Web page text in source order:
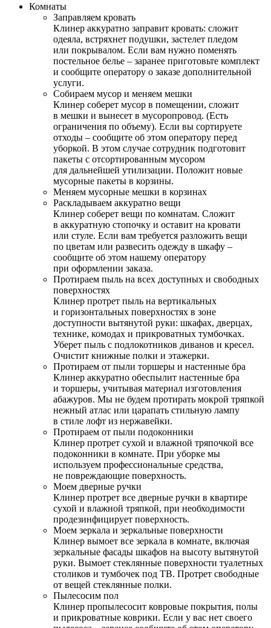
Комнаты
Заправляем кровать
Клинер аккуратно заправит кровать: сложит
одеяла, встряхнет подушки, застелет пледом
или покрывалом. Если вам нужно поменять
постельное белье – заранее приготовьте комплект
и сообщите оператору о заказе дополнительной
услуги.
Собираем мусор и меняем мешки
Клинер соберет мусор в помещении, сложит
в мешки и вынесет в мусоропровод. (Есть
ограничения по объему). Если вы сортируете
отходы – сообщите об этом оператору перед
уборкой. В этом случае сотрудник подготовит
пакеты с отсортированным мусором
для дальнейшей утилизации. Положит новые
мусорные пакеты в корзины.
Меняем мусорные мешки в корзинах
Раскладываем аккуратно вещи
Клинер соберет вещи по комнатам. Сложит
в аккуратную стопочку и оставит на кровати
или стуле. Если вам требуется разложить вещи
по цветам или развесить одежду в шкафу –
сообщите об этом нашему оператору
при оформлении заказа.
Протираем пыль на всех доступных и свободных
поверхностях
Клинер протрет пыль на вертикальных
и горизонтальных поверхностях в зоне
доступности вытянутой руки: шкафах, дверцах,
технике, комодах и прикроватных тумбочках.
Уберет пыль с подлокотников диванов и кресел.
Очистит книжные полки и этажерки.
Протираем от пыли торшеры и настенные бра
Клинер аккуратно обеспылит настенные бра
и торшеры, учитывая материал изготовления
абажуров. Мы не будем протирать мокрой тряпкой
нежный атлас или царапать стильную лампу
в стиле лофт из нержавейки.
Протираем от пыли подоконники
Клинер протрет сухой и влажной тряпочкой все
подоконники в комнате. При уборке мы
используем профессиональные средства,
не повреждающие поверхность.
Моем дверные ручки
Клинер протрет все дверные ручки в квартире
сухой и влажной тряпкой, при необходимости
продезинфицирует поверхность.
Моем зеркала и зеркальные поверхности
Клинер вымоет все зеркала в комнате, включая
зеркальные фасады шкафов на высоту вытянутой
руки. Вымоет стеклянные поверхности туалетных
столиков и тумбочек под ТВ. Протрет свободные
от вещей стеклянные полки.
Пылесосим пол
Клинер пропылесосит ковровые покрытия, полы
и прикроватные коврики. Если у вас нет своего